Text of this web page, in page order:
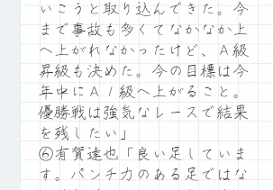
いこうと取り込んできた。今
まで事故も多くてなかなか上
へ上がれなかったけど、Ａ級
昇級も決めた。今の目標は今
年中にＡ１級へ上がること。
優勝戦は強気なレースで結果
を残したい」
⑥有賀達也「良い足していま
す。パンチ力のある足ではな